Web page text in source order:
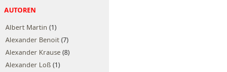
AUTOREN
Albert Martin (1)
Alexander Benoit (7)
Alexander Krause (8)
Alexander Loß (1)